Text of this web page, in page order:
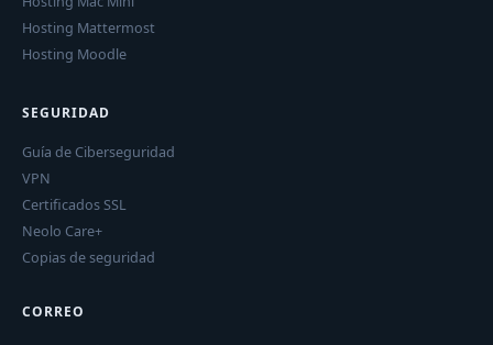
Hosting Mattermost
Hosting Moodle
SEGURIDAD
Guía de Ciberseguridad
VPN
Certificados SSL
Neolo Care+
Copias de seguridad
CORREO